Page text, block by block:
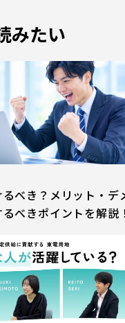
みたい
べき？メリット・デ
べきポイントを解説